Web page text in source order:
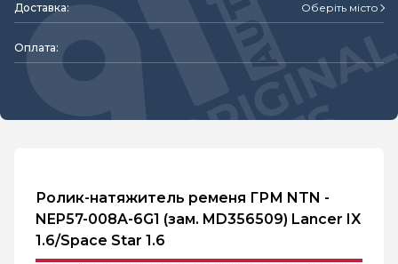
Доставка: Оберіть місто
Оплата:
Ролик-натяжитель ременя ГРМ NTN -
NEP57-008A-6G1 (зам. MD356509) Lancer IX
1.6/Space Star 1.6